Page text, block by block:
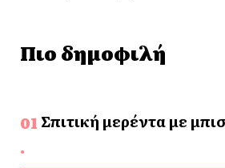
Πιο δημοφιλή
Σπιτική μερέντα με